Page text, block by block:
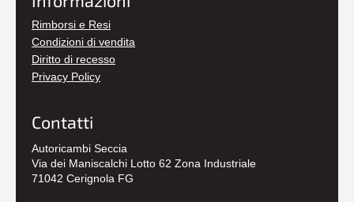
Rimborsi e Resi
Condizioni di vendita
Diritto di recesso
Privacy Policy
Contatti
Autoricambi Seccia
Via dei Maniscalchi Lotto 62 Zona Industriale
71042 Cerignola FG